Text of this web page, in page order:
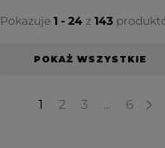
Pokazuje 1 - 24z 143
POKAŻ WSZYSTKIE
1 2 3 ... 6